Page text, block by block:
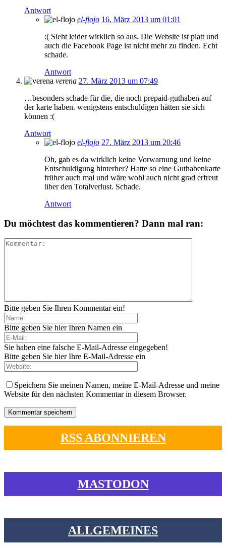
Antwort
el-flojo 16. März 2013 um 01:01
:( Sieht leider wirklich so aus. Die Website ist platt und
auch die Facebook Page ist nicht mehr zu finden. Echt
schade.
Antwort
verena 27. März 2013 um 07:49
…besonders schade für die, die noch prepaid-guthaben auf
der karte haben. wenigstens entschuldigen hätten sie sich
können :(
Antwort
el-flojo 27. März 2013 um 20:46
Oh, gab es da wirklich keine Vorwarnung und keine
Entschuldigung hinterher? Hatte so eine Guthabenkarte
früher auch mal und wäre wohl auch nicht grad erfreut
über den Totalverlust. Schade.
Antwort
Du möchtest das kommentieren? Dann mal ran:
Bitte geben Sie Ihren Kommentar ein!
Bitte geben Sie hier Ihren Namen ein
Sie haben eine falsche E-Mail-Adresse eingegeben!
Bitte geben Sie hier Ihre E-Mail-Adresse ein
Speichern Sie meinen Namen, meine E-Mail-Adresse und meine
Website für den nächsten Kommentar in diesem Browser.
RSS ABONNIEREN
MASTODON
ALLGEMEINES